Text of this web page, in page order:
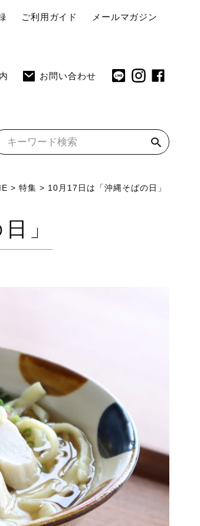
ご利用ガイド メールマガジン
お問い合わせ
特集 10月17日は「沖縄そばの日」
」